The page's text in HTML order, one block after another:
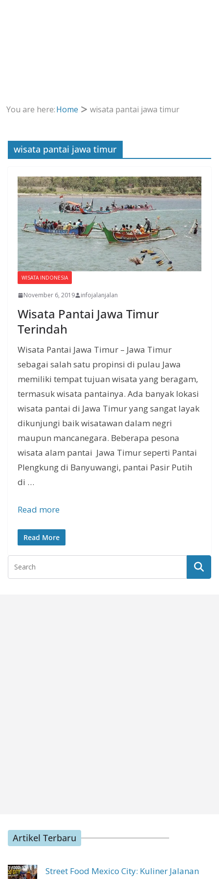
You are here:Home wisata pantai jawa timur
wisata pantai jawa timur
WISATA INDONESIA
November 6, 2019 infojalanjalan
Wisata Pantai Jawa Timur
Terindah
Wisata Pantai Jawa Timur – Jawa Timur
sebagai salah satu propinsi di pulau Jawa
memiliki tempat tujuan wisata yang beragam,
termasuk wisata pantainya. Ada banyak lokasi
wisata pantai di Jawa Timur yang sangat layak
dikunjungi baik wisatawan dalam negri
maupun mancanegara. Beberapa pesona
wisata alam pantai Jawa Timur seperti Pantai
Plengkung di Banyuwangi, pantai Pasir Putih
di …
Read more
Read More
Artikel Terbaru
Street Food Mexico City: Kuliner Jalanan